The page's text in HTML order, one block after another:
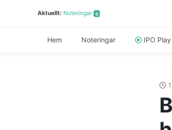
Aktuellt: Noteringar 0
Hem Noteringar IPO Play